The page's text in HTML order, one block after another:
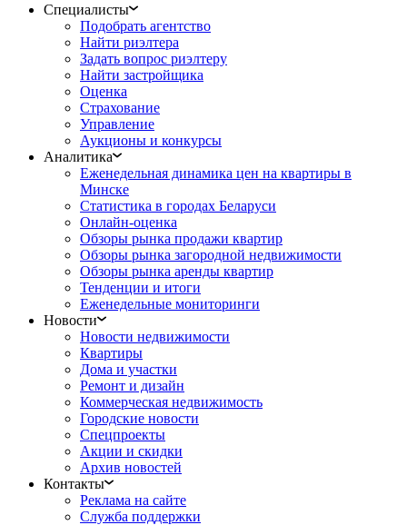
Специалисты
Подобрать агентство
Найти риэлтера
Задать вопрос риэлтеру
Найти застройщика
Оценка
Страхование
Управление
Аукционы и конкурсы
Аналитика
Еженедельная динамика цен на квартиры в
Минске
Статистика в городах Беларуси
Онлайн-оценка
Обзоры рынка продажи квартир
Обзоры рынка загородной недвижимости
Обзоры рынка аренды квартир
Тенденции и итоги
Еженедельные мониторинги
Новости
Новости недвижимости
Квартиры
Дома и участки
Ремонт и дизайн
Коммерческая недвижимость
Городские новости
Спецпроекты
Акции и скидки
Архив новостей
Контакты
Реклама на сайте
Служба поддержки